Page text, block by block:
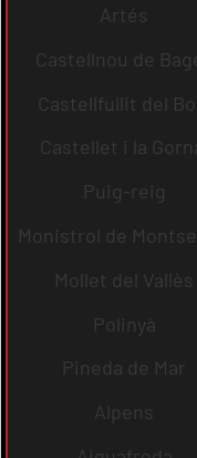
Artés
Castellnou de
Castellfullit del
Castellet i la
Puig-reig
Monistrol de
Mollet del Vallès
Polinyà
Pineda de Mar
Alpens